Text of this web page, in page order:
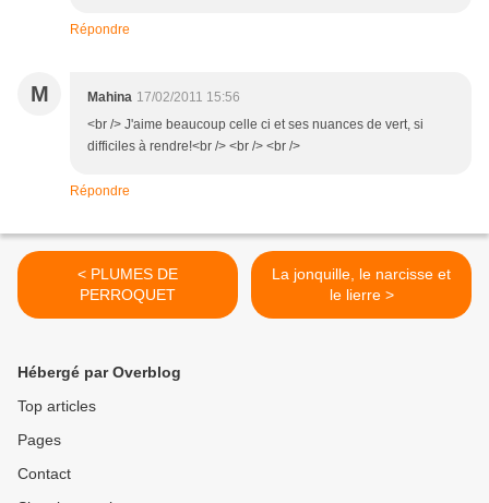
Répondre
M Mahina 17/02/2011 15:56
<br /> J'aime beaucoup celle ci et ses nuances de vert, si
difficiles à rendre!<br /> <br /> <br />
Répondre
< PLUMES DE
PERROQUET
La jonquille, le narcisse et
le lierre >
Hébergé par Overblog
Top articles
Pages
Contact